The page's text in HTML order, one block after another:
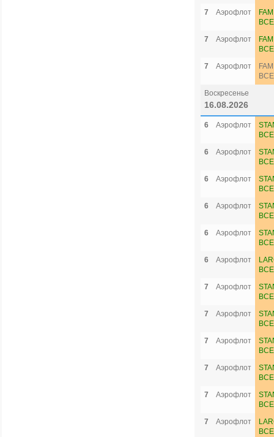
7
Аэрофлот
7
Аэрофлот
7
Аэрофлот
Воскресенье
16.08.2026
6 Аэрофлот
6
Аэрофлот
6
Аэрофлот
6
Аэрофлот
6
Аэрофлот
6
Аэрофлот
7
Аэрофлот
7
Аэрофлот
7
Аэрофлот
7
Аэрофлот
7
Аэрофлот
7
Аэрофлот